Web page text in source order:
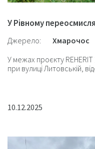
У Рівному
Джерело:
Хмарочос
У межах проєкту REHERIT
при вулиці Литовській,
10.12.2025